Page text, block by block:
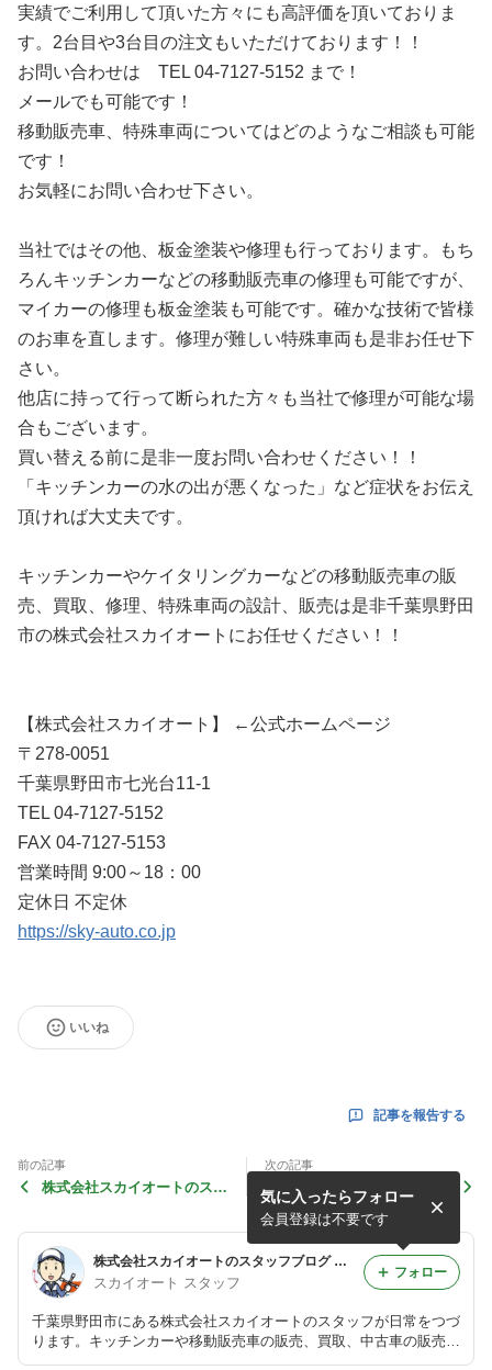
実績でご利用して頂いた方々にも高評価を頂いておりま
す。2台目や3台目の注文もいただけております！！
お問い合わせは TEL 04-7127-5152 まで！
メールでも可能です！
移動販売車、特殊車両についてはどのようなご相談も可能
です！
お気軽にお問い合わせ下さい。
当社ではその他、板金塗装や修理も行っております。もち
ろんキッチンカーなどの移動販売車の修理も可能ですが、
マイカーの修理も板金塗装も可能です。確かな技術で皆様
のお車を直します。修理が難しい特殊車両も是非お任せ下
さい。
他店に持って行って断られた方々も当社で修理が可能な場
合もございます。
買い替える前に是非一度お問い合わせください！！
「キッチンカーの水の出が悪くなった」など症状をお伝え
頂ければ大丈夫です。
キッチンカーやケイタリングカーなどの移動販売車の販
売、買取、修理、特殊車両の設計、販売は是非千葉県野田
市の株式会社スカイオートにお任せください！！
【株式会社スカイオート】 ←公式ホームページ
〒278-0051
千葉県野田市七光台11-1
TEL 04-7127-5152
FAX 04-7127-5153
営業時間 9:00～18：00
定休日 不定休
https://sky-auto.co.jp
いいね
記事を報告する
前の記事
株式会社スカイオートのスタ
次の記事
株式会社スカイオートのスタ
ッフブログ キッチンカー 移
動販売車 販売 買取 中古
株式会社スカイオートのスタッフブログ キッチンカー 移動販売車 販売 買取 中古
スカイオート スタッフ
千葉県野田市にある株式会社スカイオートのスタッフが日常をつづ
ります。キッチンカーや移動販売車の販売、買取、中古車の販売も
行っておりますので在庫情報等も掲載していきます
気に入ったらフォロー
会員登録は不要です
フォロー